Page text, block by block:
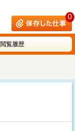
0
閲覧履歴